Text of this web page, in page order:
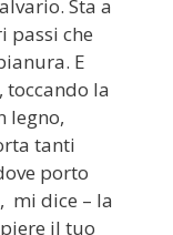
Sta a
passi che
E
toccando la
legno,
tanti
porto
mi dice – la
il tuo